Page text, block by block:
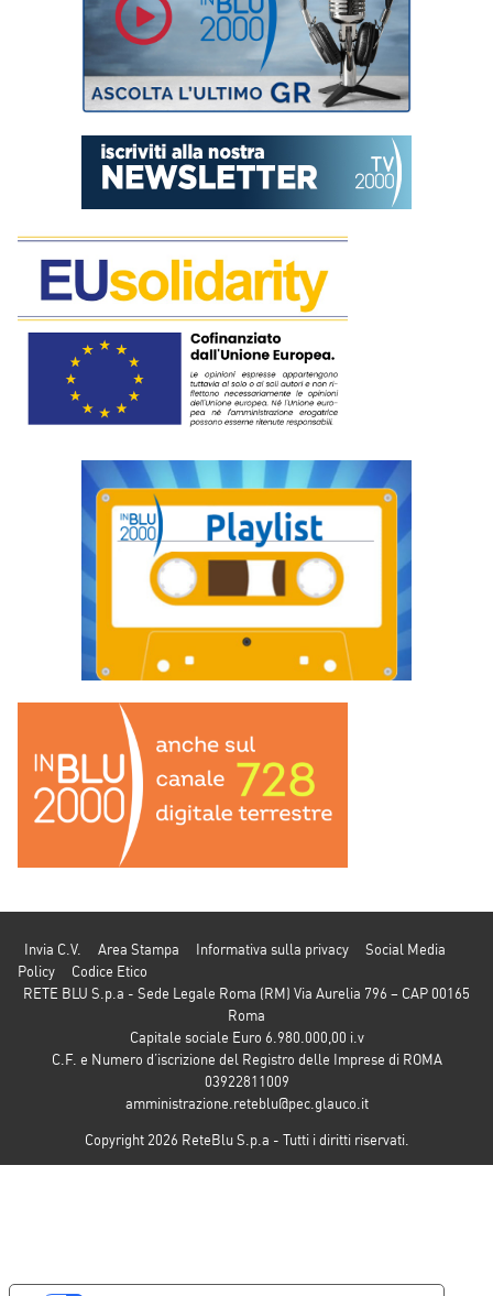
Invia C.V. Area Stampa Informativa sulla privacy
Social Media
Policy
Codice Etico
RETE BLU S.p.a - Sede Legale Roma (RM) Via Aurelia 796 – CAP 00165
Roma
Capitale sociale Euro 6.980.000,00 i.v
C.F. e Numero d’iscrizione del Registro delle Imprese di ROMA
03922811009
amministrazione.reteblu@pec.glauco.it
Copyright 2026 ReteBlu S.p.a - Tutti i diritti riservati.